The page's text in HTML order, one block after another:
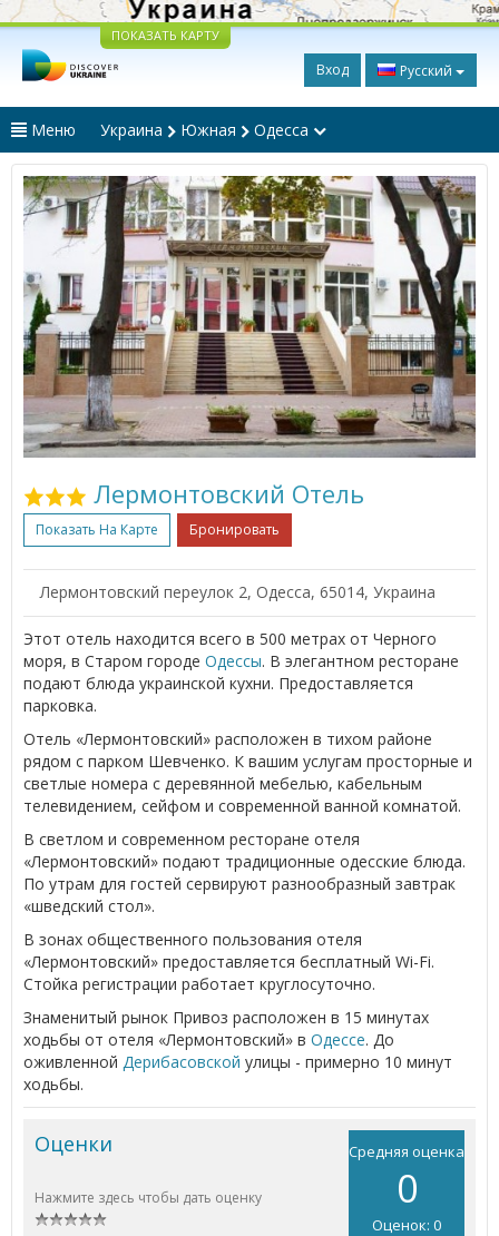
ПОКАЗАТЬ КАРТУ
Вход Русский
Меню Украина Южная Одесса
Лермонтовский Отель
Показать На Карте Бронировать
Лермонтовский переулок 2, Одесса, 65014, Украина
Этот отель находится всего в 500 метрах от Черного
моря, в Старом городе Одессы. В элегантном ресторане
подают блюда украинской кухни. Предоставляется
парковка.
Отель «Лермонтовский» расположен в тихом районе
рядом с парком Шевченко. К вашим услугам просторные и
светлые номера с деревянной мебелью, кабельным
телевидением, сейфом и современной ванной комнатой.
В светлом и современном ресторане отеля
«Лермонтовский» подают традиционные одесские блюда.
По утрам для гостей сервируют разнообразный завтрак
«шведский стол».
В зонах общественного пользования отеля
«Лермонтовский» предоставляется бесплатный Wi-Fi.
Стойка регистрации работает круглосуточно.
Знаменитый рынок Привоз расположен в 15 минутах
ходьбы от отеля «Лермонтовский» в Одессе. До
оживленной Дерибасовской улицы - примерно 10 минут
ходьбы.
Средняя оценка
0
Оценок: 0
Оценки
Нажмите здесь чтобы дать оценку